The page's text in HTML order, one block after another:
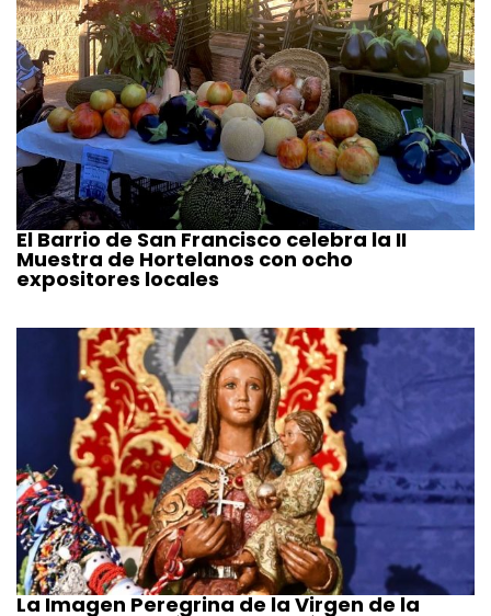
El Barrio de San Francisco celebra la II
Muestra de Hortelanos con ocho
expositores locales
La Imagen Peregrina de la Virgen de la